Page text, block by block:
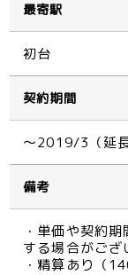
最寄駅
初台
契約期間
～2019/3（延
備考
・単価や契約
する場合がござ
・精算あり（